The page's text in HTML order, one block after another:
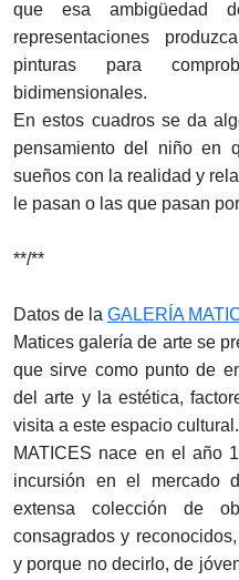
que esa ambigüedad
representaciones
pinturas para
bidimensionales.
En estos cuadros se da
pensamiento del niño en
sueños con la realidad y
le pasan o las que pasan
**/**
Datos de la GALERÍA
Matices galería de arte se
que sirve como punto de
del arte y la estética,
visita a este espacio cultural.
MATICES nace en el año
incursión en el mercado
extensa colección de
consagrados y
y porque no decirlo, de